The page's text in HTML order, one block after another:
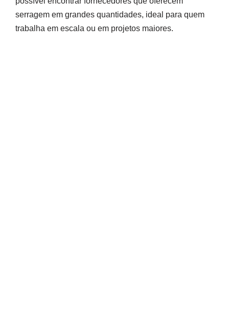
serragem em grandes quantidades, ideal para quem
trabalha em escala ou em projetos maiores.